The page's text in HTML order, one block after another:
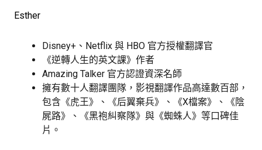
Esther
Disney+、Netflix 與 HBO 官方授權翻譯官
《逆轉人生的英文課》作者
Amazing Talker 官方認證資深名師
擁有數十人翻譯團隊，影視翻譯作品高達數百部，
包含《虎王》、《后翼棄兵》、《X檔案》、《陰
屍路》、《黑袍糾察隊》與《蜘蛛人》等口碑佳
片。